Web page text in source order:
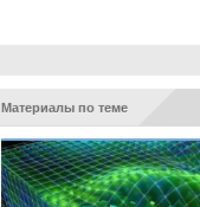
Материалы по теме